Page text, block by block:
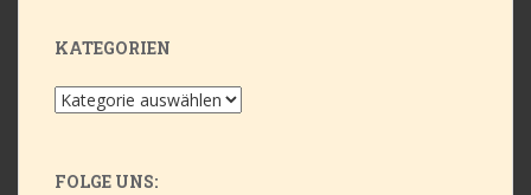
KATEGORIEN
Kategorien
FOLGE UNS: